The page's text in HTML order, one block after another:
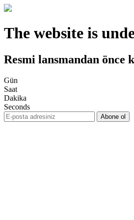
The website is
Resmi lansmandan önce
Gün
Saat
Dakika
Seconds